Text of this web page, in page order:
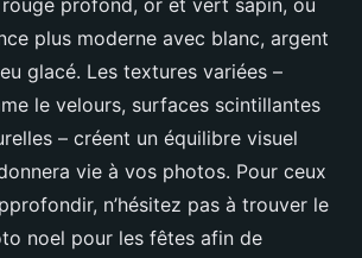
profond, or et vert sapin, ou
plus moderne avec blanc, argent
glacé. Les textures variées –
le velours, surfaces scintillantes
– créent un équilibre visuel
vie à vos photos. Pour ceux
n’hésitez pas à trouver le
noel pour les fêtes afin de